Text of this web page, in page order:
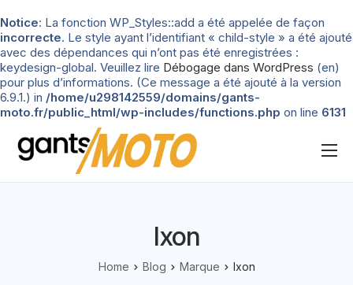
Notice: La fonction WP_Styles::add a été appelée de façon
incorrecte. Le style ayant l’identifiant « child-style » a été ajouté
avec des dépendances qui n’ont pas été enregistrées :
keydesign-global. Veuillez lire Débogage dans WordPress (en)
pour plus d’informations. (Ce message a été ajouté à la version
6.9.1.) in /home/u298142559/domains/gants-
moto.fr/public_html/wp-includes/functions.php on line 6131
Nos tests
Guide d’achat
Ixon
Home Blog Marque Ixon